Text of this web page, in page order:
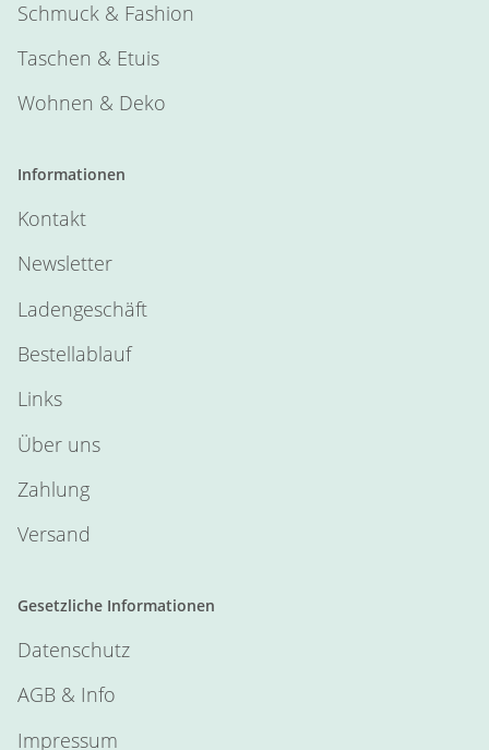
Schmuck & Fashion
Taschen & Etuis
Wohnen & Deko
Informationen
Kontakt
Newsletter
Ladengeschäft
Bestellablauf
Links
Über uns
Zahlung
Versand
Gesetzliche Informationen
Datenschutz
AGB & Info
Impressum